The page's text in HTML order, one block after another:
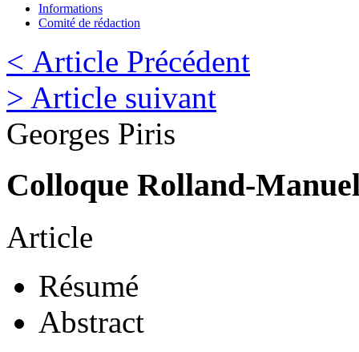
Informations
Comité de rédaction
< Article Précédent
> Article suivant
Georges Piris
Colloque Rolland-
Article
Résumé
Abstract